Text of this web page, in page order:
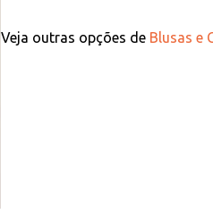
Veja outras opções de Blusas e